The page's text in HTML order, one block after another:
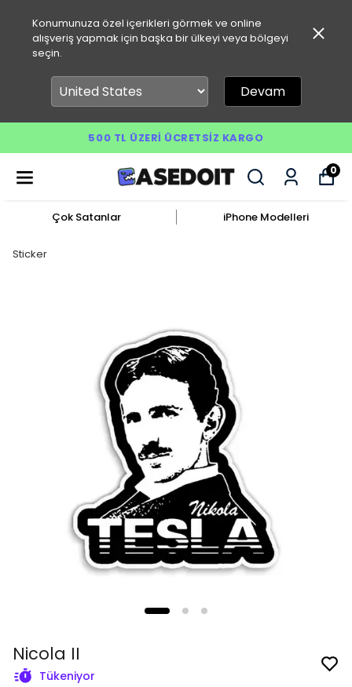
Konumunuza özel içerikleri görmek ve online
alışveriş yapmak için başka bir ülkeyi veya bölgeyi
seçin.
Devam
500 TL ÜZERI ÜCRETSIZ KARGO
0
Çok Satanlar iPhone Modelleri
Sticker
Nicola II
Tükeniyor